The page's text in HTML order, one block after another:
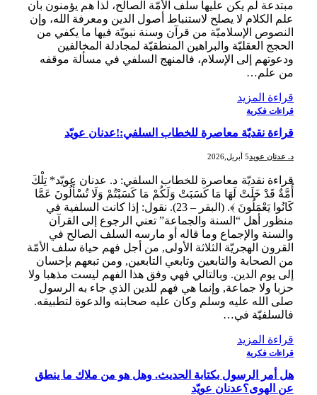
مبتدعة لم يكن عليها سلف الأمّة الصالح، لذا هم يؤمنون بأن
علم الكلام لا يصلح لاستنباط أصول الدين ومعرفة الله، وإن
النصوص الإسلاميّة من قرآن وسنة نبويّة فيها ما يكفي من
الحجج العقليّة والبراهين المنطقيّة لمجادلة المخالفين
ودعوتهم إلى الإسلام، فالمنهج السلفي في مسألة موقفه
من علم…
قراءة المزيد
قراءات فكرية
قراءة نقديّة معاصرة للخطاب السلفي:!عدنان عويّد
د. عدنان عويد5 أبريل,2026
قراءة نقديّة معاصرة للخطاب السلفي: د. عدنان عويّد* تِلْكَ
أُمَّةٌ قَدْ خَلَتْ لَهَا مَا كَسَبَتْ وَلَكُمْ مَا كَسَبْتُمْ وَلَا تُسْأَلُونَ عَمَّا
كَانُوا يَعْمَلُونَ ﴾. (البقر – 23). نقول: إذا كانت السلفية في
منظور أهل “السنة والجماعة” تعني الرجوع إلى القرآن
والسنة والإجماع وما قاله أو مارسه السلف الصالح في
القرون الهجريّة الثلاثة الأولى, من أجل فهم حياة سلف الأمّة
من الصحابة والتابعين وتابعي التابعين, ومن تبعهم بإحسان
إلى يوم الدين. وبالتالي فهي وفق هذا الفهم ليست مذهبا ولا
حزبا ولا جماعة, وإنما هي فهم للدين الذي جاء به الرسول
صلى الله عليه وسلم وكان عليه صحابته والدعوة لتطبيقه.
فالسلفيّة في…
قراءة المزيد
قراءات فكرية
هل أمر الرسول بكتابة الحديث. وهل هو من ملاك ما ينطق
عن الهوى؟عدنان عويّد